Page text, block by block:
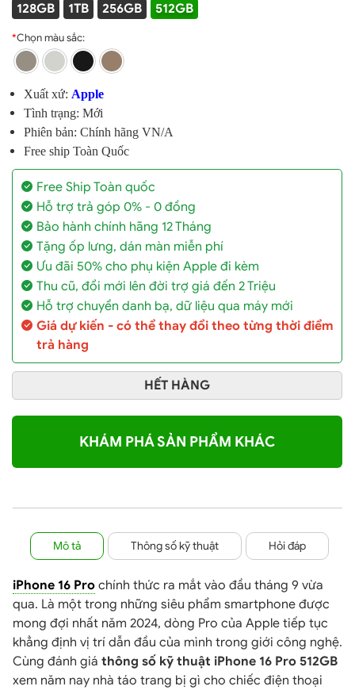
128GB 1TB 256GB 512GB
*Chọn màu sắc:
Xuất xứ: Apple
Tình trạng: Mới
Phiên bản: Chính hãng VN/A
Free ship Toàn Quốc
Free Ship Toàn quốc
Hỗ trợ trả góp 0% - 0 đồng
Bảo hành chính hãng 12 Tháng
Tặng ốp lưng, dán màn miễn phí
Ưu đãi 50% cho phụ kiện Apple đi kèm
Thu cũ, đổi mới lên đời trợ giá đến 2 Triệu
Hỗ trợ chuyển danh bạ, dữ liệu qua máy mới
Giá dự kiến - có thể thay đổi theo từng thời điểm
trả hàng
HẾT HÀNG
KHÁM PHÁ SẢN PHẨM KHÁC
Mô tả Thông số kỹ thuật Hỏi đáp
iPhone 16 Pro chính thức ra mắt vào đầu tháng 9 vừa
qua. Là một trong những siêu phẩm smartphone được
mong đợi nhất năm 2024, dòng Pro của Apple tiếp tục
khẳng định vị trí dẫn đầu của mình trong giới công nghệ.
Cùng đánh giá thông số kỹ thuật iPhone 16 Pro 512GB
xem năm nay nhà táo trang bị gì cho chiếc điện thoại